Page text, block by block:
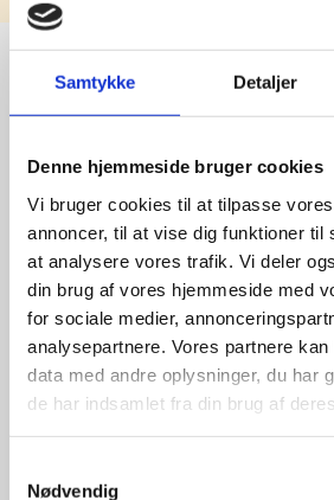
Samtykke Detaljer
Denne hjemmeside bruger cookies
Vi bruger cookies til at tilpasse
annoncer, til at vise dig funktioner til
at analysere vores trafik. Vi deler
din brug af vores hjemmeside med
for sociale medier,
analysepartnere. Vores partnere
data med andre oplysninger, du har
de har indsamlet fra din brug af
Nødvendig
Stærke
giver
udvalg
For at sikre høj
leveringssikkerhed
med de største og
anerkendte
promotion.